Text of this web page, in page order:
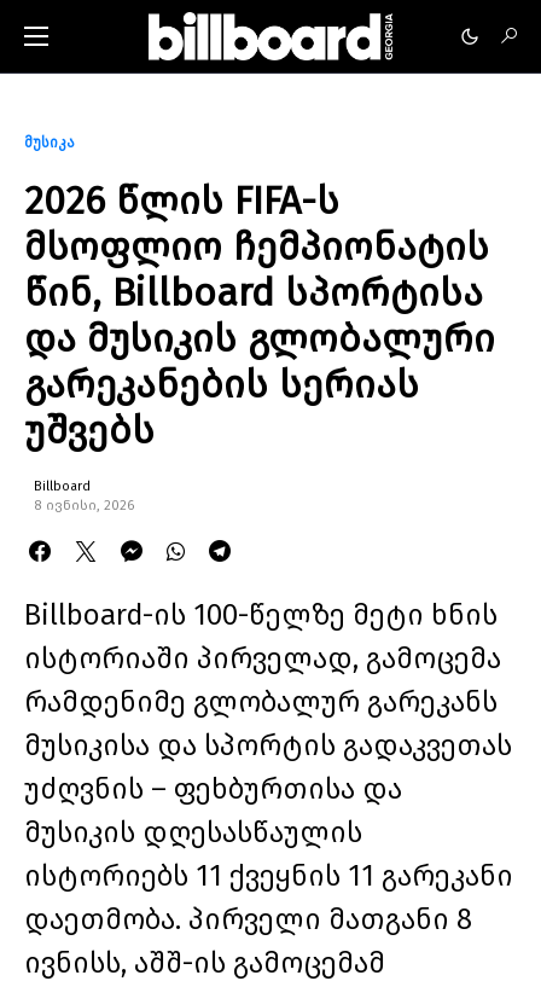
მუსიკა
2026 წლის FIFA-ს
მსოფლიო ჩემპიონატის
წინ, Billboard სპორტისა
და მუსიკის გლობალური
გარეკანების სერიას
უშვებს
Billboard
8 ივნისი, 2026
Billboard-ის 100-წელზე მეტი ხნის
ისტორიაში პირველად, გამოცემა
რამდენიმე გლობალურ გარეკანს
მუსიკისა და სპორტის გადაკვეთას
უძღვნის – ფეხბურთისა და
მუსიკის დღესასწაულის
ისტორიებს 11 ქვეყნის 11 გარეკანი
დაეთმობა. პირველი მათგანი 8
ივნისს, აშშ-ის გამოცემამ